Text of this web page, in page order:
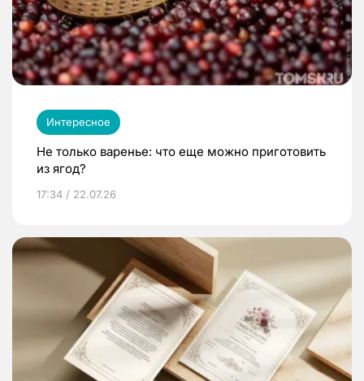
Интересное
Не только варенье: что еще можно приготовить
из ягод?
17:34 / 22.07.26